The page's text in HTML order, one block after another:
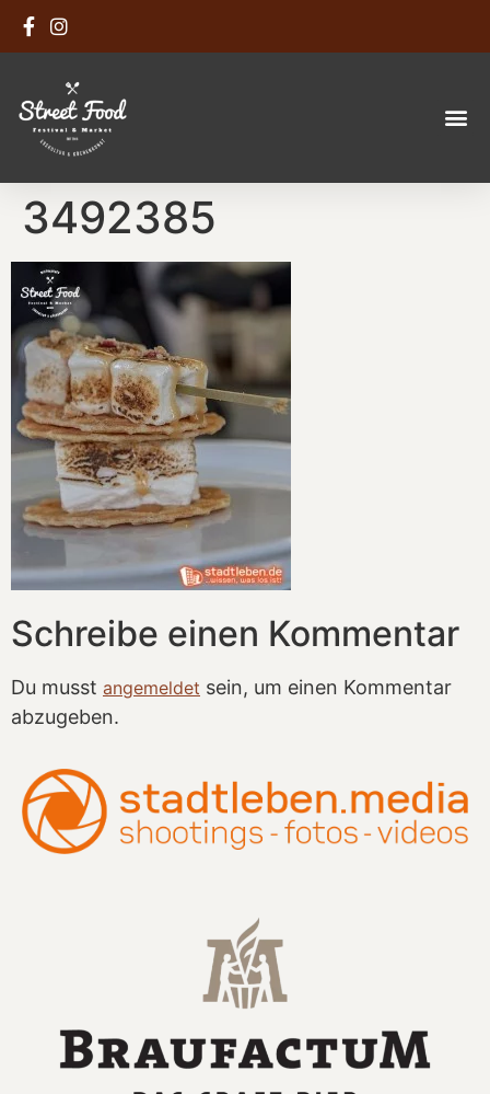
3492385
Schreibe einen Kommentar
Du musst angemeldet sein, um einen Kommentar
abzugeben.